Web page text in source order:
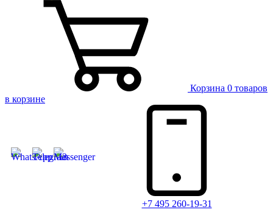
Корзина 0 товаров
в корзине
+7 495 260-19-31